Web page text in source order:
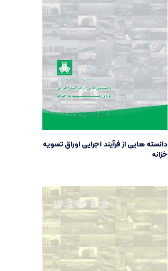
دانسته هایی از فرآیند اجرایی اوراق تسویه
خزانه